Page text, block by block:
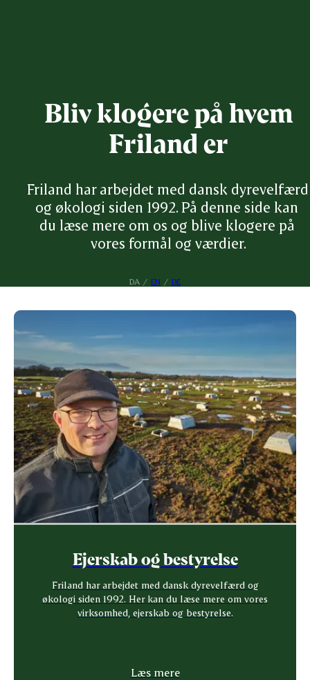
Bliv klogere på hvem
Friland er
Friland har arbejdet med dansk dyrevelfærd
og økologi siden 1992. På denne side kan
du læse mere om os og blive klogere på
vores formål og værdier.
DA / EN / DE
Ejerskab og bestyrelse
Friland har arbejdet med dansk dyrevelfærd og
økologi siden 1992. Her kan du læse mere om vores
virksomhed, ejerskab og bestyrelse.
Læs mere